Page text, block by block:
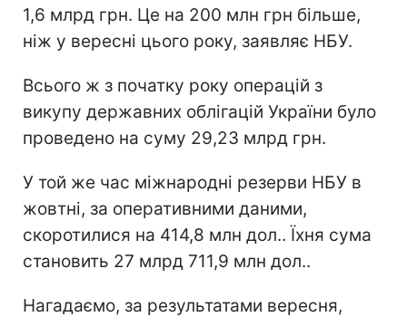
1,6 млрд грн. Це на 200 млн грн більше,
ніж у вересні цього року, заявляє НБУ.
Всього ж з початку року операцій з
викупу державних облігацій України було
проведено на суму 29,23 млрд грн.
У той же час міжнародні резерви НБУ в
жовтні, за оперативними даними,
скоротилися на 414,8 млн дол.. Їхня сума
становить 27 млрд 711,9 млн дол..
Нагадаємо, за результатами вересня,